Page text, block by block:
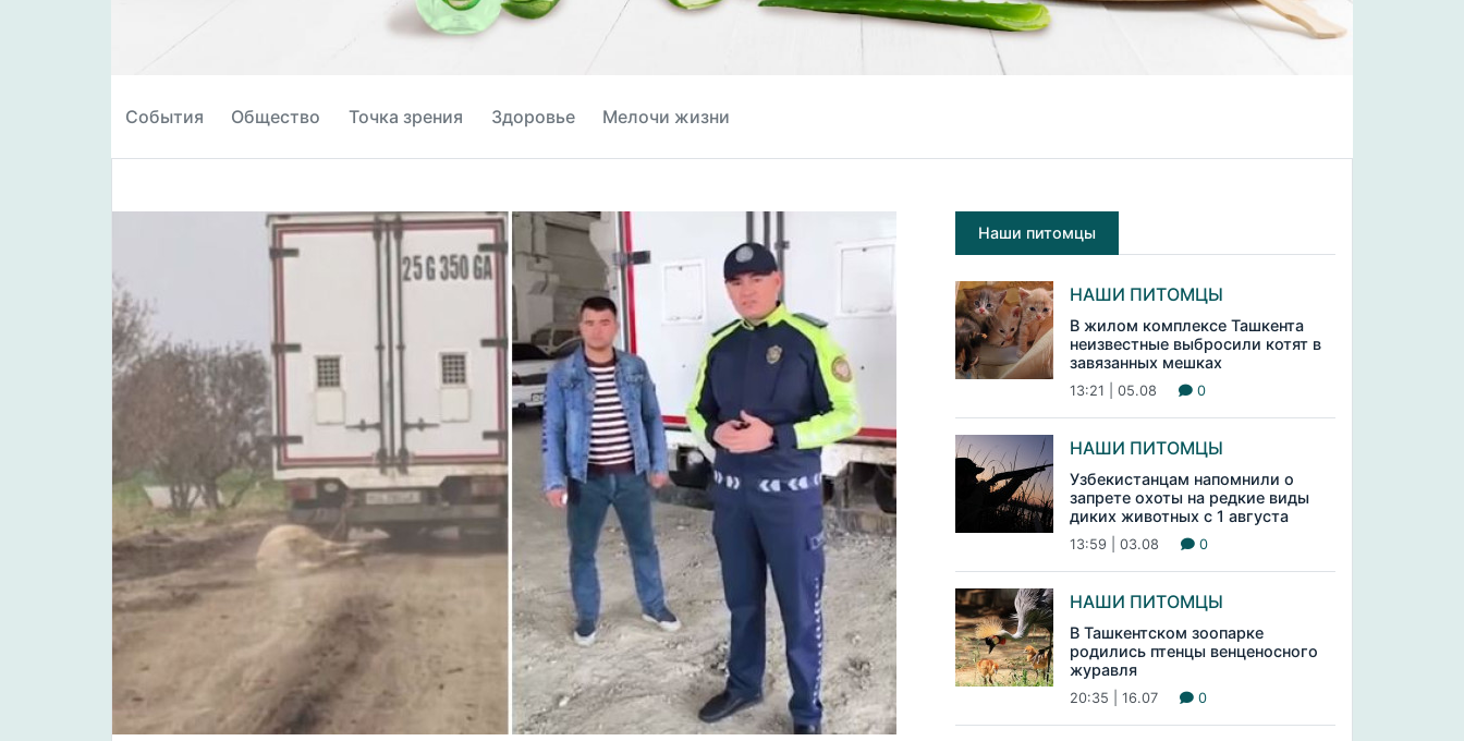
События Общество Точка зрения Здоровье Мелочи жизни
Наши питомцы
НАШИ ПИТОМЦЫ
В жилом комплексе Ташкента
неизвестные выбросили котят в
завязанных мешках
13:21 | 05.08 0
НАШИ ПИТОМЦЫ
Узбекистанцам напомнили о
запрете охоты на редкие виды
диких животных с 1 августа
13:59 | 03.08 0
НАШИ ПИТОМЦЫ
В Ташкентском зоопарке
родились птенцы венценосного
журавля
20:35 | 16.07 0